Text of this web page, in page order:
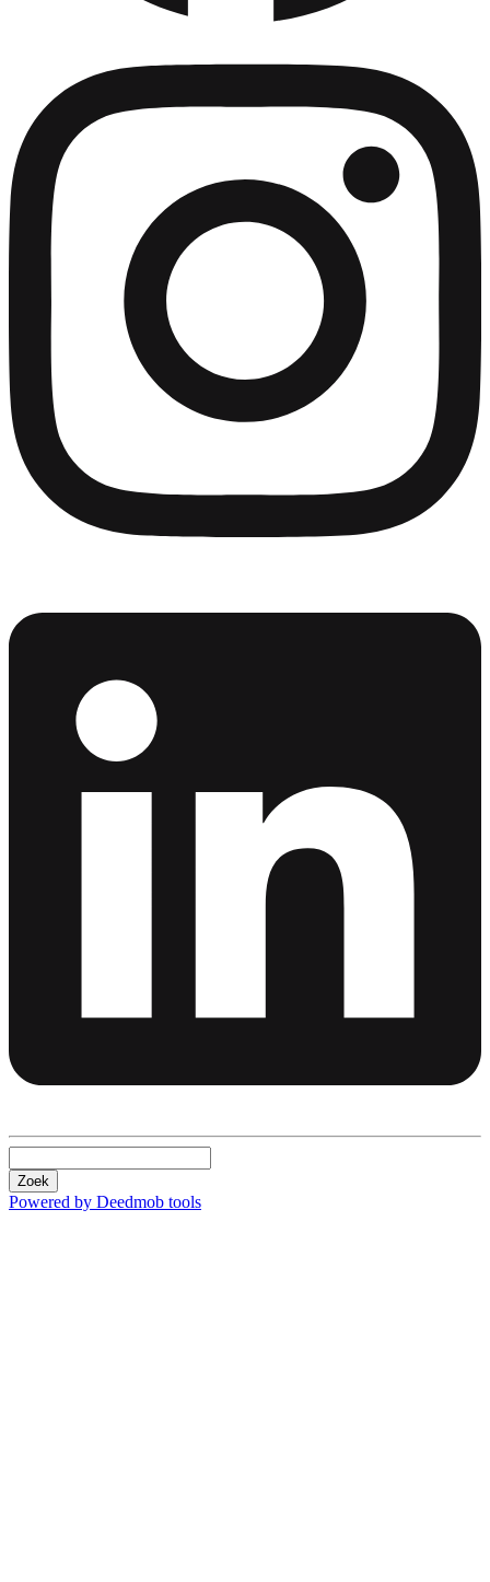
Zoek
Powered by Deedmob tools